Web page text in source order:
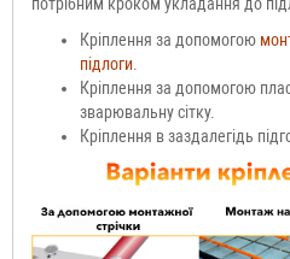
Кріплення за допомогою
підлоги
Кріплення за допомогою
зварювальну сітку.
Кріплення в заздалегідь